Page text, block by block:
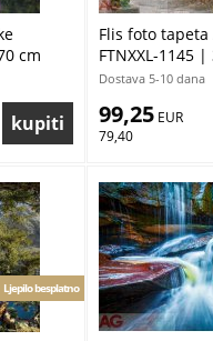
cm
Flis foto tapeta
FTNXXL-1145
Dostava 5-10 dana
99,25 EUR
79,40
Ljepilo besplatno